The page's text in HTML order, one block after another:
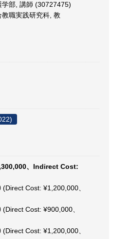
部, 講師 (30727475)
職実践研究科, 教
、Indirect Cost:
Cost: ¥1,200,000、
Cost: ¥900,000、
Cost: ¥1,200,000、